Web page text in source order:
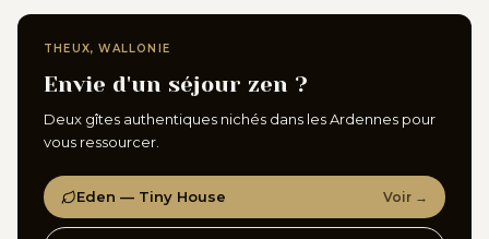
THEUX, WALLONIE
Envie d'un séjour zen ?
Deux gîtes authentiques nichés dans les Ardennes pour
vous ressourcer.
Eden — Tiny House Voir →